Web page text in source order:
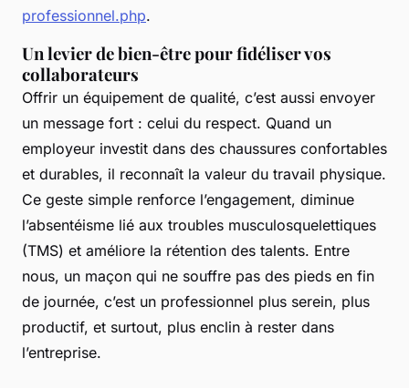
professionnel.php.
Un levier de bien-être pour fidéliser vos
collaborateurs
Offrir un équipement de qualité, c’est aussi envoyer
un message fort : celui du respect. Quand un
employeur investit dans des chaussures confortables
et durables, il reconnaît la valeur du travail physique.
Ce geste simple renforce l’engagement, diminue
l’absentéisme lié aux troubles musculosquelettiques
(TMS) et améliore la rétention des talents. Entre
nous, un maçon qui ne souffre pas des pieds en fin
de journée, c’est un professionnel plus serein, plus
productif, et surtout, plus enclin à rester dans
l’entreprise.